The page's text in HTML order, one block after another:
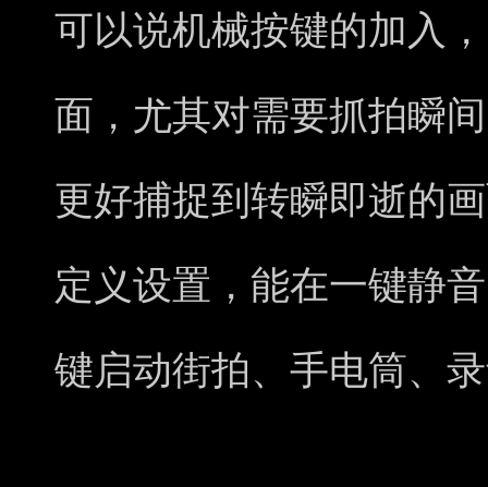
可以说机械按键的加入
面，尤其对需要抓拍瞬
更好捕捉到转瞬即逝的
定义设置，能在一键静
键启动街拍、手电筒、